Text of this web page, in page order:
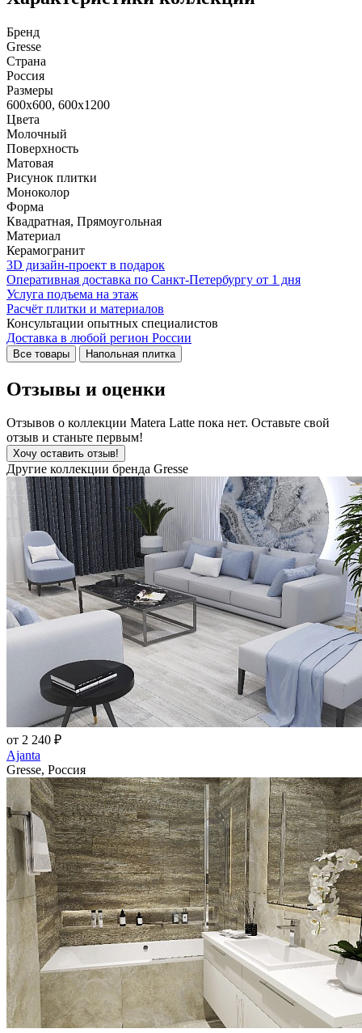
Бренд
Gresse
Страна
Россия
Размеры
600x600, 600x1200
Цвета
Молочный
Поверхность
Матовая
Рисунок плитки
Моноколор
Форма
Квадратная, Прямоугольная
Материал
Керамогранит
3D дизайн-проект в подарок
Оперативная доставка по Санкт-Петербургу от 1 дня
Услуга подъема на этаж
Расчёт плитки и материалов
Консультации опытных специалистов
Доставка в любой регион России
Все товары Напольная плитка
Отзывы и оценки
Отзывов о коллекции Matera Latte пока нет. Оставьте свой
отзыв и станьте первым!
Хочу оставить отзыв!
Другие коллекции бренда Gresse
от 2 240 ₽
Ajanta
Gresse, Россия